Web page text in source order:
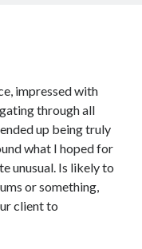
impressed with
through all
up being truly
what I hoped for
unusual. Is likely to
or something,
client to